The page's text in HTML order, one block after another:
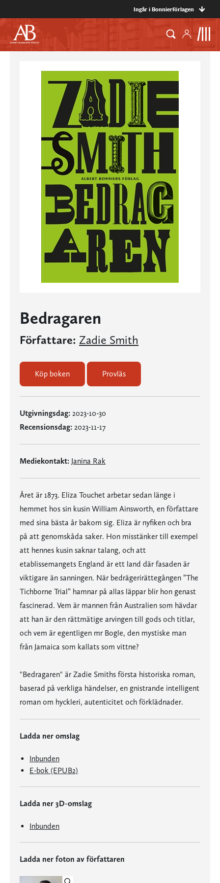
Ingår i Bonnierförlagen
Bedragaren
Författare: Zadie Smith
Köp boken Provläs
Utgivningsdag: 2023-10-30
Recensionsdag: 2023-11-17
Mediekontakt: Janina Rak
Året är 1873. Eliza Touchet arbetar sedan länge i
hemmet hos sin kusin William Ainsworth, en författare
med sina bästa år bakom sig. Eliza är nyfiken och bra
på att genomskåda saker. Hon misstänker till exempel
att hennes kusin saknar talang, och att
etablissemangets England är ett land där fasaden är
viktigare än sanningen. När bedrägerirättegången ”The
Tichborne Trial” hamnar på allas läppar blir hon genast
fascinerad. Vem är mannen från Australien som hävdar
att han är den rättmätige arvingen till gods och titlar,
och vem är egentligen mr Bogle, den mystiske man
från Jamaica som kallats som vittne?
"Bedragaren" är Zadie Smiths första historiska roman,
baserad på verkliga händelser, en gnistrande intelligent
roman om hyckleri, autenticitet och förklädnader.
Ladda ner omslag
Inbunden
E-bok (EPUB2)
Ladda ner 3D-omslag
Inbunden
Ladda ner foton av författaren